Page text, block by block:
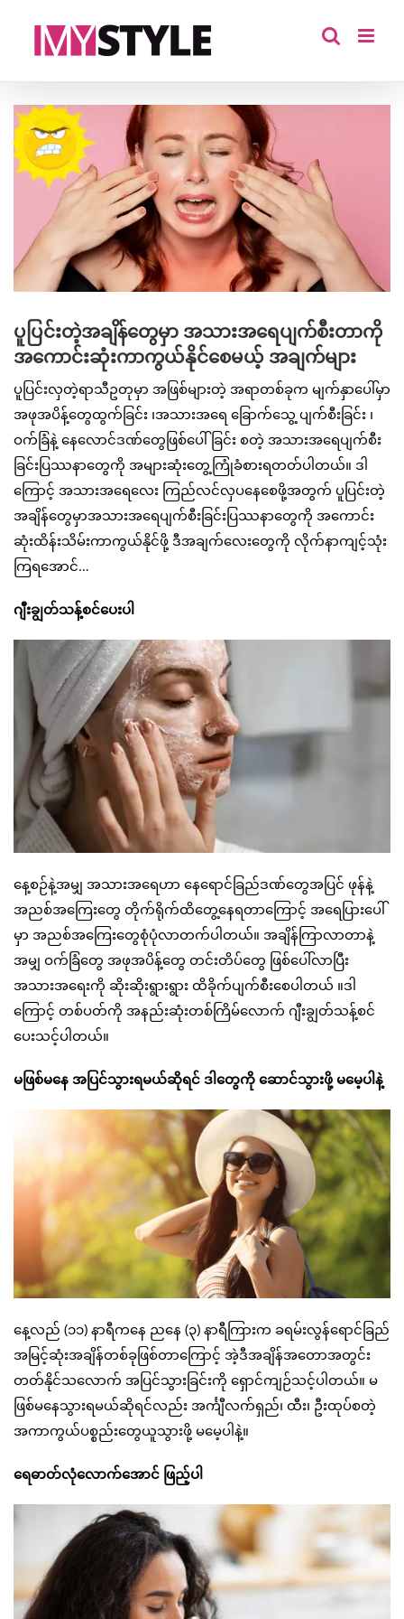
View
Larger
Image
ပူပြင်းတဲ့အချိန်တွေမှာ အသားအရေပျက်စီးတာကို
အကောင်းဆုံးကာကွယ်နိုင်စေမယ့် အချက်များ
ပူပြင်းလှတဲ့ရာသီဥတုမှာ အဖြစ်များတဲ့ အရာတစ်ခုက မျက်နှာပေါ်မှာ
အဖုအပိန့်တွေထွက်ခြင်း ၊အသားအရေ ခြောက်သွေ့ ပျက်စီးခြင်း ၊
ဝက်ခြံနဲ့ နေလောင်ဒဏ်တွေဖြစ်ပေါ်ခြင်း စတဲ့ အသားအရေပျက်စီး
ခြင်းပြဿနာတွေကို အများဆုံးတွေ့ကြုံခံစားရတတ်ပါတယ်။ ဒါ
ကြောင့် အသားအရေလေး ကြည်လင်လှပနေစေဖို့အတွက် ပူပြင်းတဲ့
အချိန်တွေမှာအသားအရေပျက်စီးခြင်းပြဿနာတွေကို အကောင်း
ဆုံးထိန်းသိမ်းကာကွယ်နိုင်ဖို့ ဒီအချက်လေးတွေကို လိုက်နာကျင့်သုံး
ကြရအောင်…
ဂျီးချွတ်သန့်စင်ပေးပါ
နေ့စဉ်နဲ့အမျှ အသားအရေဟာ နေရောင်ခြည်ဒဏ်တွေအပြင် ဖုန်နဲ့
အညစ်အကြေးတွေ တိုက်ရိုက်ထိတွေ့နေရတာကြောင့် အရေပြားပေါ်
မှာ အညစ်အကြေးတွေစုံပုံလာတက်ပါတယ်။ အချိန်ကြာလာတာနဲ့
အမျှ ဝက်ခြံတွေ အဖုအပိန့်တွေ တင်းတိပ်တွေ ဖြစ်ပေါ်လာပြီး
အသားအရေးကို ဆိုးဆိုးရွားရွား ထိခိုက်ပျက်စီးစေပါတယ် ။ဒါ
ကြောင့် တစ်ပတ်ကို အနည်းဆုံးတစ်ကြိမ်လောက် ဂျီးချွတ်သန့်စင်
ပေးသင့်ပါတယ်။
မဖြစ်မနေ အပြင်သွားရမယ်ဆိုရင် ဒါတွေကို ဆောင်သွားဖို့ မမေ့ပါနဲ့
နေ့လည် (၁၁) နာရီကနေ ညနေ (၃) နာရီကြားက ခရမ်းလွန်ရောင်ခြည်
အမြင့်ဆုံးအချိန်တစ်ခုဖြစ်တာကြောင့် အဲ့ဒီအချိန်အတောအတွင်း
တတ်နိုင်သလောက် အပြင်သွားခြင်းကို ရှောင်ကျဉ်သင့်ပါတယ်။ မ
ဖြစ်မနေသွားရမယ်ဆိုရင်လည်း အင်္ကျီလက်ရှည်၊ ထီး၊ ဦးထုပ်စတဲ့
အကာကွယ်ပစ္စည်းတွေယူသွားဖို့ မမေ့ပါနဲ့။
ရေဓာတ်လုံလောက်အောင် ဖြည့်ပါ